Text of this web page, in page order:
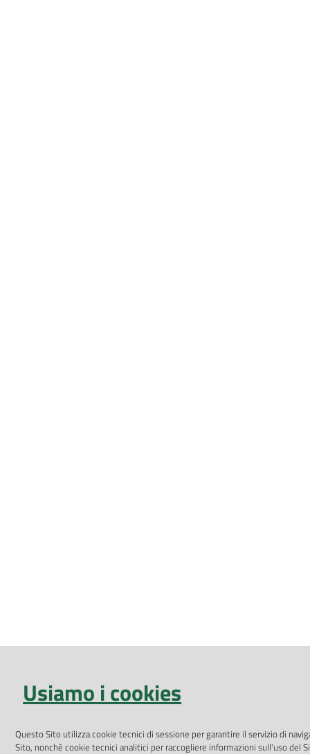
Usiamo i cookies
Questo Sito utilizza cookie tecnici di sessione per garantire il servizio di
Sito, nonchè cookie tecnici analitici per raccogliere informazioni sull'uso del